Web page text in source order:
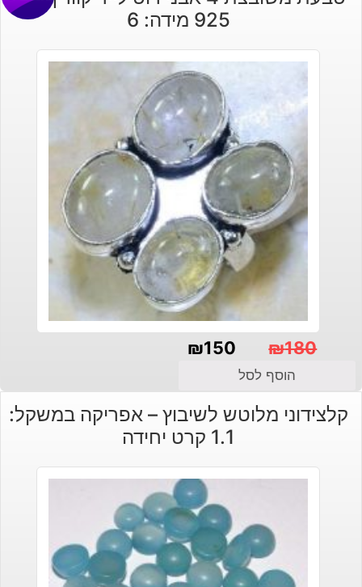
925 מידה: 6
₪180
המקורי
היה:
₪150
הנוכחי
הוא:
הוסף לסל
קלצידוני מלוטש לשיבוץ – אפריקה במשקל:
1.1 קרט יחידה